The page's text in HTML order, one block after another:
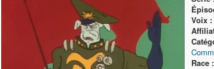
Voix :
Race :